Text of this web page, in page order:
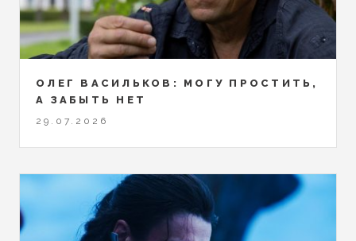
ОЛЕГ ВАСИЛЬКОВ: МОГУ ПРОСТИТЬ,
А ЗАБЫТЬ НЕТ
29.07.2026